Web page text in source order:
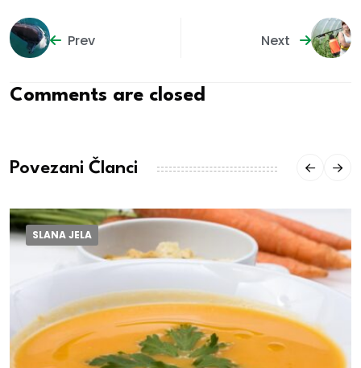
Prev Next
Comments are closed
Povezani Članci
SLANA JELA